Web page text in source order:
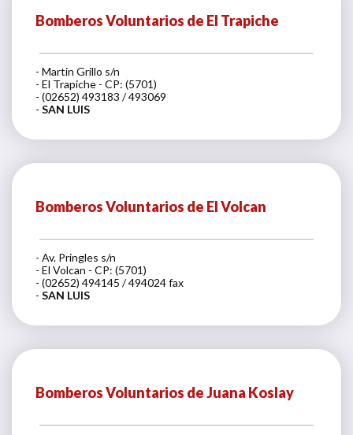
Bomberos Voluntarios de El Trapiche
- Martin Grillo s/n
- El Trapiche - CP: (5701)
- (02652) 493183 / 493069
- SAN LUIS
Bomberos Voluntarios de El Volcan
- Av. Pringles s/n
- El Volcan - CP: (5701)
- (02652) 494145 / 494024 fax
- SAN LUIS
Bomberos Voluntarios de Juana Koslay